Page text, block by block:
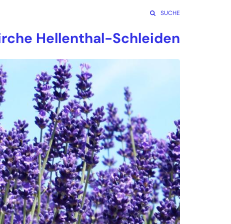
SUCHE
Hellenthal-Schleiden